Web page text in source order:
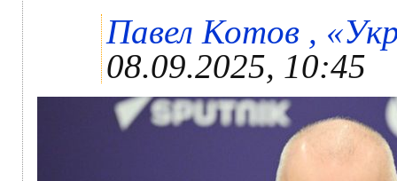
Павел Котов ,
08.09.2025, 10:45